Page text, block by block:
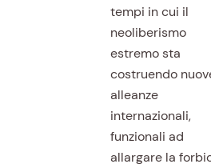
tempi in cui il
neoliberismo
estremo sta
costruendo
alleanze
internazionali,
funzionali ad
allargare la